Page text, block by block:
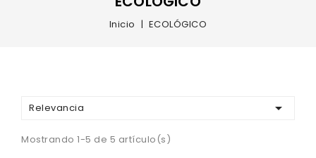
Inicio ECOLÓGICO
Relevancia 
Mostrando 1-5 de 5 artículo(s)